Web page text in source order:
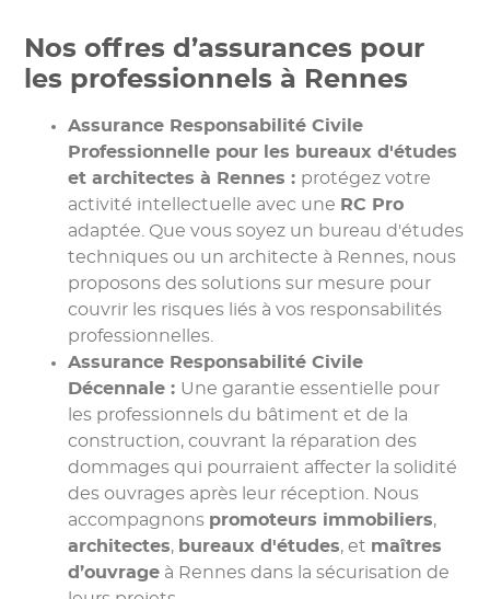
Nos offres d’assurances pour
les professionnels à Rennes
Assurance Responsabilité Civile
Professionnelle pour les bureaux d'études
et architectes à Rennes : protégez votre
activité intellectuelle avec une RC Pro
adaptée. Que vous soyez un bureau d'études
techniques ou un architecte à Rennes, nous
proposons des solutions sur mesure pour
couvrir les risques liés à vos responsabilités
professionnelles.
Assurance Responsabilité Civile
Décennale : Une garantie essentielle pour
les professionnels du bâtiment et de la
construction, couvrant la réparation des
dommages qui pourraient affecter la solidité
des ouvrages après leur réception. Nous
accompagnons promoteurs immobiliers,
architectes, bureaux d'études, et maîtres
d’ouvrage à Rennes dans la sécurisation de